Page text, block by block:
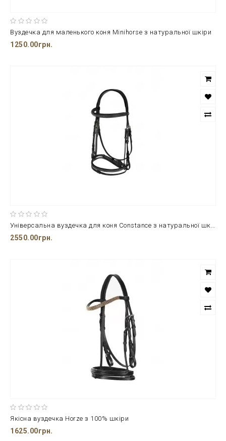
Вуздечка для маленького коня Minihorse з натуральної шкіри
1250.00грн.
2550.00грн.
Якісна вуздечка Horze з 100% шкіри
1625.00грн.